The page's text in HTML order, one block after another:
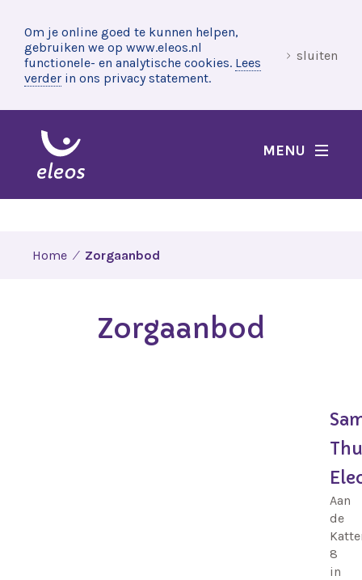
Om je online goed te kunnen helpen,
gebruiken we op www.eleos.nl
functionele- en analytische cookies. Lees
verder in ons privacy statement.
sluiten
MENU
Home Zorgaanbod
Zorgaanbod
Aan
de
8
in